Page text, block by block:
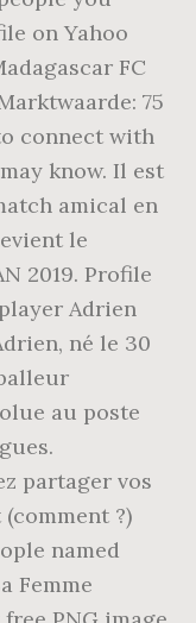
on Yahoo
FC
75
connect with
know. Il est
amical en
le
2019. Profile
Adrien
né le 30
au poste
partager vos
?)
named
Femme